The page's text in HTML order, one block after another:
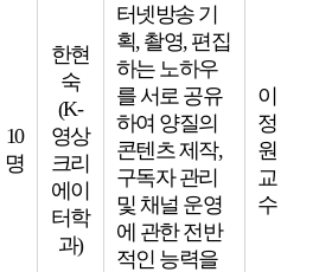
10
명
한현
숙
(K-
영상
크리
에이
터학
과)
터넷방송 기
획, 촬영, 편집
하는 노하우
를 서로 공유
하여 양질의
콘텐츠 제작,
구독자 관리
및 채널 운영
에 관한 전반
적인 능력을
이
정
원
교
수